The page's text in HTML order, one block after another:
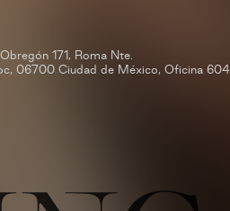
171, Roma Nte.
06700 Ciudad de México, Oficina 604